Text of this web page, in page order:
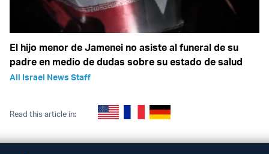
El hijo menor de Jamenei no asiste al funeral de su
padre en medio de dudas sobre su estado de salud
All Israel News Staff
Read this article in: